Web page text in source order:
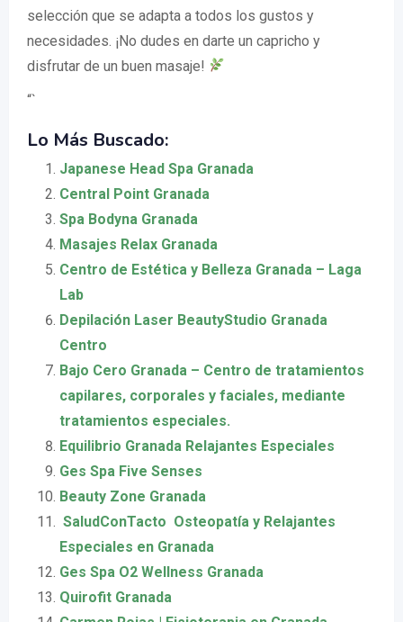
selección que se adapta a todos los gustos y
necesidades. ¡No dudes en darte un capricho y
disfrutar de un buen masaje!
“`
Lo Más Buscado:
Japanese Head Spa Granada
Central Point Granada
Spa Bodyna Granada
Masajes Relax Granada
Centro de Estética y Belleza Granada – Laga
Lab
Depilación Laser BeautyStudio Granada
Centro
Bajo Cero Granada – Centro de tratamientos
capilares, corporales y faciales, mediante
tratamientos especiales.
Equilibrio Granada Relajantes Especiales
Ges Spa Five Senses
Beauty Zone Granada
️ SaludConTacto ️ Osteopatía y Relajantes
Especiales en Granada
Ges Spa O2 Wellness Granada
Quirofit Granada